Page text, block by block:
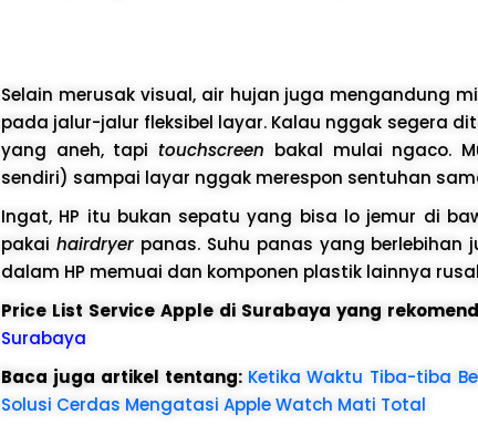
Selain merusak visual, air hujan juga mengandung
pada jalur-jalur fleksibel layar. Kalau nggak segera
yang aneh, tapi touchscreen bakal mulai ngaco.
sendiri) sampai layar nggak merespon sentuhan
Ingat, HP itu bukan sepatu yang bisa lo jemur di
pakai hairdryerpanas. Suhu panas yang berlebihan
dalam HP memuai dan komponen plastik lainnya
Price List Service Apple di Surabaya yang
Surabaya
Baca juga artikel tentang: Ketika Waktu Tiba-tiba
Solusi Cerdas Mengatasi Apple Watch Mati Total